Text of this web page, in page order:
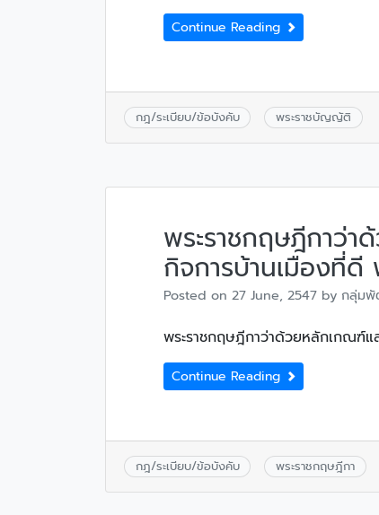
Continue Reading
กฎ/ระเบียบ/ข้อบังคับ พระราชบัญญัติ
พระราชกฤษฎีกาว่า
กิจการบ้านเมืองที่ดี
Posted on 27 June, 2547 by กลุ่มพั
พระราชกฤษฎีกาว่าด้วยหลักเกณฑ์แ
Continue Reading
กฎ/ระเบียบ/ข้อบังคับ พระราชกฤษฎีกา